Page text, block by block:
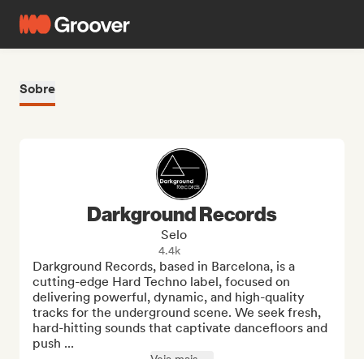
Sobre
Darkground Records
Selo
4.4k
Darkground Records, based in Barcelona, is a
cutting-edge Hard Techno label, focused on
delivering powerful, dynamic, and high-quality
tracks for the underground scene. We seek fresh,
hard-hitting sounds that captivate dancefloors and
push ...